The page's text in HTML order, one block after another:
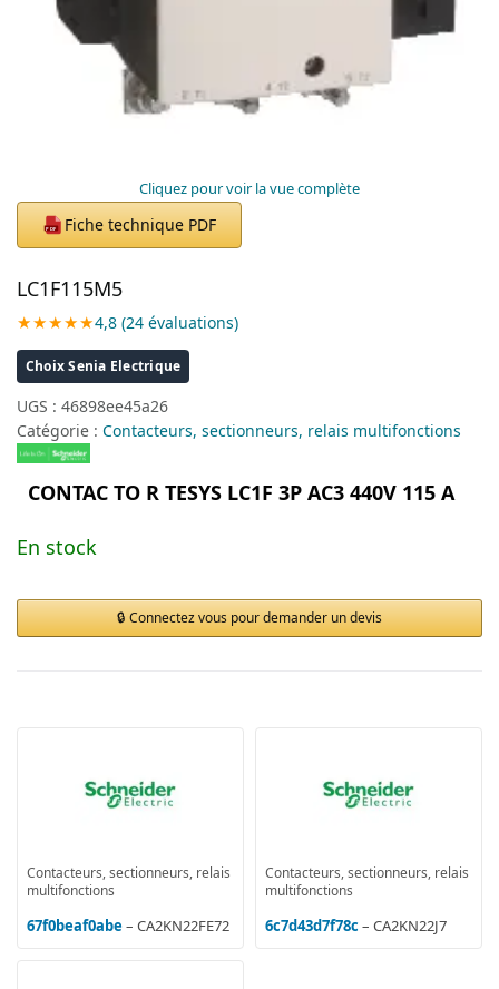
Cliquez pour voir la vue complète
PDF Fiche technique PDF
LC1F115M5
★★★★★4,8 (24 évaluations)
Choix Senia Electrique
UGS : 46898ee45a26
Catégorie : Contacteurs, sectionneurs, relais multifonctions
CONTAC TO R TESYS LC1F 3P AC3 440V 115 A
En stock
Connectez vous pour demander un devis
Contacteurs, sectionneurs, relais
multifonctions
67f0beaf0abe– CA2KN22FE72
Contacteurs, sectionneurs, relais
multifonctions
6c7d43d7f78c– CA2KN22J7